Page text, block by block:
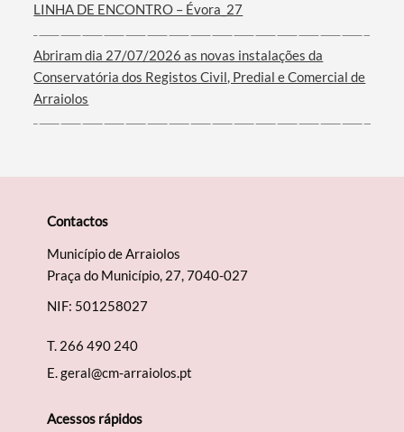
LINHA DE ENCONTRO – Évora_27
Abriram dia 27/07/2026 as novas instalações da
Conservatória dos Registos Civil, Predial e Comercial de
Arraiolos
Contactos
Município de Arraiolos
Praça do Município, 27, 7040-027
NIF: 501258027
T. 266 490 240
E.geral@cm-arraiolos.pt
Acessos rápidos